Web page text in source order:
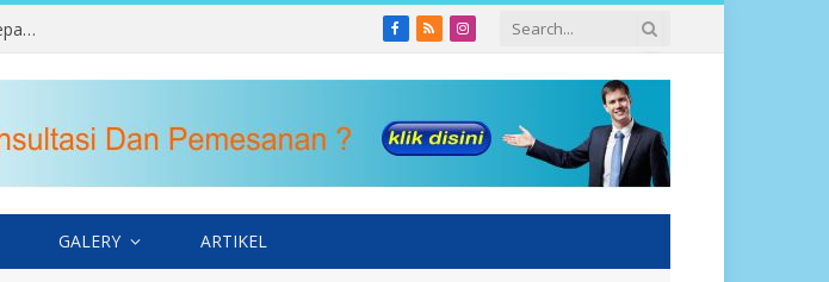
Kesalahan Memilih Lokasi Kolam Renang yang Membuat Air Cepat Kotor Facebook
RSSInstagram
GALERY ARTIKEL